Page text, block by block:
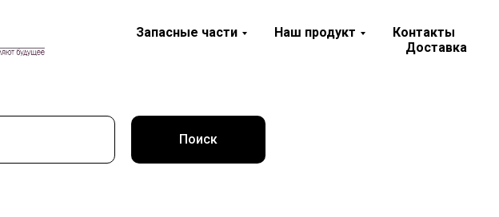
Запасные части Наш продукт
Контакты
Доставка
Поиск